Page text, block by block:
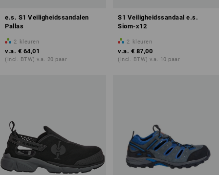
ontdek meer over veiligheids- / werksandalen
e.s. S1 Veiligheidssandalen
Pallas
2 kleuren
v.a. € 64,01
(incl. BTW) v.a. 20 paar
S1 Veiligheidssandaal e.s.
Siom-x12
2 kleuren
v.a. € 87,00
(incl. BTW) v.a. 10 paar